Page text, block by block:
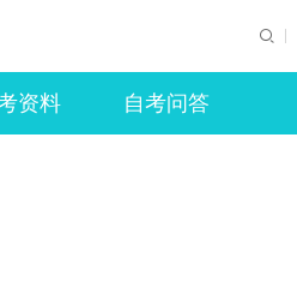
资料 自考问答